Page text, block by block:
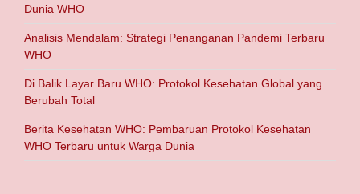
Dunia WHO
Analisis Mendalam: Strategi Penanganan Pandemi Terbaru
WHO
Di Balik Layar Baru WHO: Protokol Kesehatan Global yang
Berubah Total
Berita Kesehatan WHO: Pembaruan Protokol Kesehatan
WHO Terbaru untuk Warga Dunia